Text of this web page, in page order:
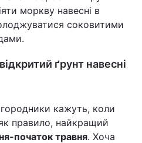
моркву навесні в
соковитими
ґрунт навесні
городники кажуть, коли
правило, найкращий
початок травня. Хоча